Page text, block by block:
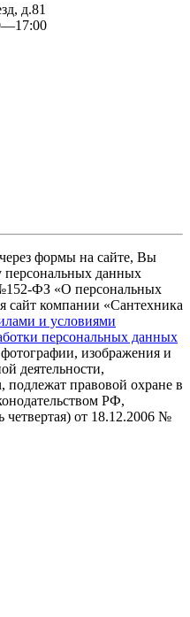
д.81
формы на сайте, Вы
персональных данных
ФЗ «О персональных
сайт компании «Cантехника
и условиями
персональных данных
изображения и
деятельности,
подлежат правовой охране в
РФ,
от 18.12.2006 №